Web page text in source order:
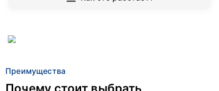
Преимущества